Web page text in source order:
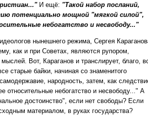
И ещё: "Такой набор посланий,
потенциально мощной "мягкой силой",
небогатство и несвободу..."
нынешнего режима, Сергея
как и при Советах, являются рупором,
Вот, Караганов и транслирует, благо,
старые байки, начиная со знаменитого
народность, затем, как
относительные небогатство и несвободу..." А
достоинство", если нет свободы? Если
материалом, в руках государства?